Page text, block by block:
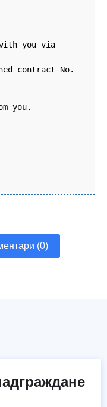
you via
contract No.
you.
(0)